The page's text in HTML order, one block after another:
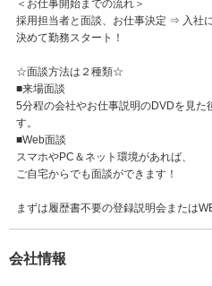
＜お仕事開始までの流れ＞
採用担当者と面談、お仕事決定 ⇒ 入社
決めて勤務スタート！
☆面談方法は２種類☆
■来場面談
5分程の会社やお仕事説明のDVDを見た
す。
■Web面談
スマホやPC＆ネット環境があれば、
ご自宅からでも面談ができます！
まずは履歴書不要の登録説明会または
会社情報